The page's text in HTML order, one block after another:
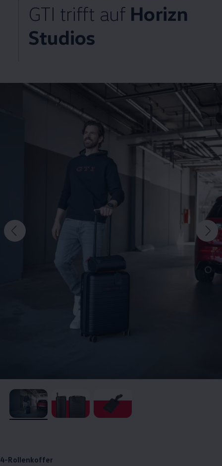
GTI trifft auf Horizn
Studios
, 1 von 3
4-Rollenkoffer